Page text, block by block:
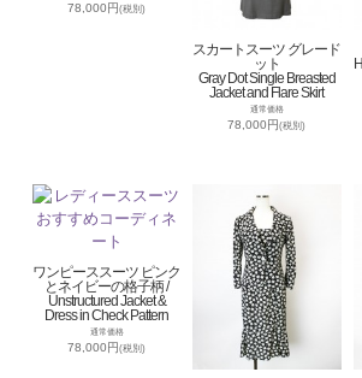
78,000円(税別)
スカートスーツ グレード
ット
Gray Dot Single Breasted
Jacket and Flare Skirt
通常価格
78,000円(税別)
ワンピーススーツ ピンク
とネイビーの格子柄 /
Unstructured Jacket &
Dress in Check Pattern
通常価格
78,000円(税別)